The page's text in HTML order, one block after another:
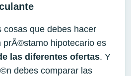
cosas que debes hacer
prÃ©stamo hipotecario es
las diferentes ofertas. Y
debes comparar las